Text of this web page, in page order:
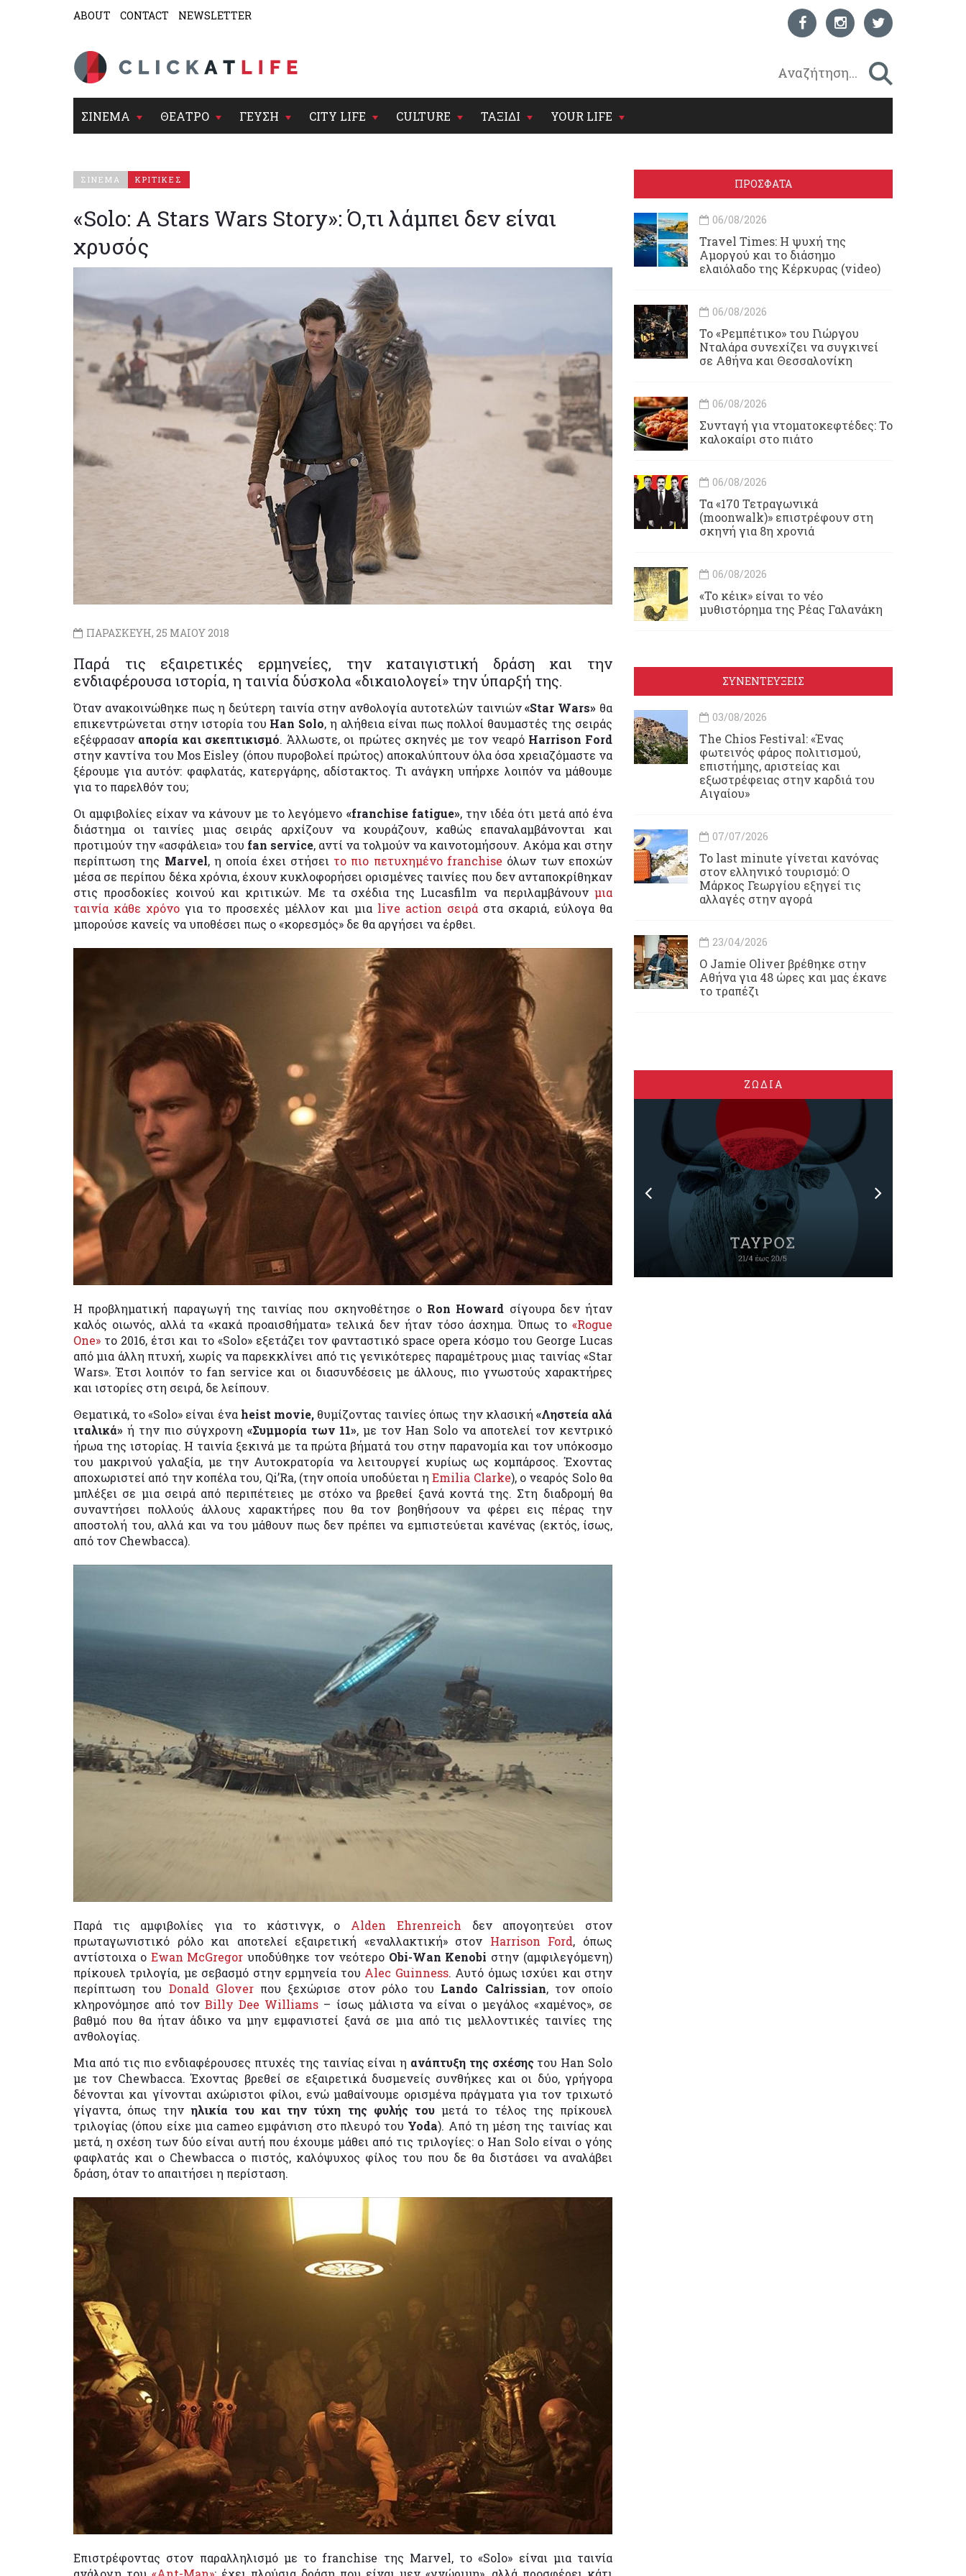
ABOUT CONTACT NEWSLETTER
ΣΙΝΕΜΑ ΘΕΑΤΡΟ ΓΕΥΣΗ CITY LIFE CULTURE ΤΑΞΙΔΙ YOUR LIFE
ΣΙΝΕΜΑ ΚΡΙΤΙΚΕΣ
«Solo: A Stars Wars Story»: Ό,τι λάμπει δεν είναι
χρυσός
ΠΑΡΑΣΚΕΥΗ, 25 ΜΑΙΟΥ 2018
Παρά τις εξαιρετικές ερμηνείες, την καταιγιστική δράση και την
ενδιαφέρουσα ιστορία, η ταινία δύσκολα «δικαιολογεί» την ύπαρξή της.
Όταν ανακοινώθηκε πως η δεύτερη ταινία στην ανθολογία αυτοτελών ταινιών«Star Wars» θα
επικεντρώνεται στην ιστορία του Han Solo, η αλήθεια είναι πως πολλοί θαυμαστές της σειράς
εξέφρασαν απορία και σκεπτικισμό. Άλλωστε, οι πρώτες σκηνές με τον νεαρό Harrison Ford
στην καντίνα του Mos Eisley (όπου πυροβολεί πρώτος) αποκαλύπτουν όλα όσα χρειαζόμαστε να
ξέρουμε για αυτόν: φαφλατάς, κατεργάρης, αδίστακτος. Τι ανάγκη υπήρχε λοιπόν να μάθουμε
για το παρελθόν του;
Οι αμφιβολίες είχαν να κάνουν με το λεγόμενο «franchise fatigue», την ιδέα ότι μετά από ένα
διάστημα οι ταινίες μιας σειράς αρχίζουν να κουράζουν, καθώς επαναλαμβάνονται και
προτιμούν την «ασφάλεια» του fan service, αντί να τολμούν να καινοτομήσουν. Ακόμα και στην
περίπτωση της Marvel, η οποία έχει στήσει το πιο πετυχημένο franchise όλων των εποχών
μέσα σε περίπου δέκα χρόνια, έχουν κυκλοφορήσει ορισμένες ταινίες που δεν ανταποκρίθηκαν
στις προσδοκίες κοινού και κριτικών. Με τα σχέδια της Lucasfilm να περιλαμβάνουν μια
ταινία κάθε χρόνο για το προσεχές μέλλον και μια live action σειράστα σκαριά, εύλογα θα
μπορούσε κανείς να υποθέσει πως ο «κορεσμός» δε θα αργήσει να έρθει.
Η προβληματική παραγωγή της ταινίας που σκηνοθέτησε ο Ron Howard σίγουρα δεν ήταν
καλός οιωνός, αλλά τα «κακά προαισθήματα» τελικά δεν ήταν τόσο άσχημα. Όπως το «Rogue
One» το 2016, έτσι και το «Solo» εξετάζει τον φανταστικό space opera κόσμο του George Lucas
από μια άλλη πτυχή, χωρίς να παρεκκλίνει από τις γενικότερες παραμέτρους μιας ταινίας «Star
Wars». Έτσι λοιπόν το fan service και οι διασυνδέσεις με άλλους, πιο γνωστούς χαρακτήρες
και ιστορίες στη σειρά, δε λείπουν.
Θεματικά, το «Solo» είναι ένα heist movie, θυμίζοντας ταινίες όπως την κλασική «Ληστεία αλά
ιταλικά» ή την πιο σύγχρονη «Συμμορία των 11», με τον Han Solo να αποτελεί τον κεντρικό
ήρωα της ιστορίας. Η ταινία ξεκινά με τα πρώτα βήματά του στην παρανομία και τον υπόκοσμο
του μακρινού γαλαξία, με την Αυτοκρατορία να λειτουργεί κυρίως ως κομπάρσος. Έχοντας
αποχωριστεί από την κοπέλα του, Qi’Ra, (την οποία υποδύεται ηEmilia Clarke), ο νεαρός Solo θα
μπλέξει σε μια σειρά από περιπέτειες με στόχο να βρεθεί ξανά κοντά της. Στη διαδρομή θα
συναντήσει πολλούς άλλους χαρακτήρες που θα τον βοηθήσουν να φέρει εις πέρας την
αποστολή του, αλλά και να του μάθουν πως δεν πρέπει να εμπιστεύεται κανένας (εκτός, ίσως,
από τον Chewbacca).
Παρά τις αμφιβολίες για το κάστινγκ, ο Alden Ehrenreich δεν απογοητεύει στον
πρωταγωνιστικό ρόλο και αποτελεί εξαιρετική «εναλλακτική» στον Harrison Ford, όπως
αντίστοιχα ο Ewan McGregor υποδύθηκε τον νεότερο Obi-Wan Kenobi στην (αμφιλεγόμενη)
πρίκουελ τριλογία, με σεβασμό στην ερμηνεία του Alec Guinness. Αυτό όμως ισχύει και στην
περίπτωση του Donald Gloverπου ξεχώρισε στον ρόλο του Lando Calrissian, τον οποίο
κληρονόμησε από τονBilly Dee Williams – ίσως μάλιστα να είναι ο μεγάλος «χαμένος», σε
βαθμό που θα ήταν άδικο να μην εμφανιστεί ξανά σε μια από τις μελλοντικές ταινίες της
ανθολογίας.
Μια από τις πιο ενδιαφέρουσες πτυχές της ταινίας είναι η ανάπτυξη της σχέσηςτου Han Solo
με τον Chewbacca. Έχοντας βρεθεί σε εξαιρετικά δυσμενείς συνθήκες και οι δύο, γρήγορα
δένονται και γίνονται αχώριστοι φίλοι, ενώ μαθαίνουμε ορισμένα πράγματα για τον τριχωτό
γίγαντα, όπως τηνηλικία του και την τύχη της φυλής τουμετά το τέλος της πρίκουελ
τριλογίας (όπου είχε μια cameo εμφάνιση στο πλευρό του Yoda). Από τη μέση της ταινίας και
μετά, η σχέση των δύο είναι αυτή που έχουμε μάθει από τις τριλογίες: ο Han Solo είναι ο γόης
φαφλατάς και ο Chewbacca ο πιστός, καλόψυχος φίλος του που δε θα διστάσει να αναλάβει
δράση, όταν το απαιτήσει η περίσταση.
Επιστρέφοντας στον παραλληλισμό με το franchise της Marvel, το «Solo» είναι μια ταινία
ΠΡΟΣΦΑΤΑ
06/08/2026
Travel Times: H ψυχή της
Αμοργού και το διάσημο
ελαιόλαδο της Κέρκυρας (video)
06/08/2026
Το «Ρεμπέτικο» του Γιώργου
Νταλάρα συνεχίζει να συγκινεί
σε Αθήνα και Θεσσαλονίκη
06/08/2026
Συνταγή για ντοματοκεφτέδες: Το
καλοκαίρι στο πιάτο
06/08/2026
Τα «170 Τετραγωνικά
(moonwalk)» επιστρέφουν στη
σκηνή για 8η χρονιά
06/08/2026
«Το κέικ» είναι το νέο
μυθιστόρημα της Ρέας Γαλανάκη
ΣΥΝΕΝΤΕΥΞΕΙΣ
03/08/2026
Τhe Chios Festival: «Ένας
φωτεινός φάρος πολιτισμού,
επιστήμης, αριστείας και
εξωστρέφειας στην καρδιά του
Αιγαίου»
07/07/2026
Το last minute γίνεται κανόνας
στον ελληνικό τουρισμό: Ο
Μάρκος Γεωργίου εξηγεί τις
αλλαγές στην αγορά
23/04/2026
Ο Jamie Oliver βρέθηκε στην
Αθήνα για 48 ώρες και μας έκανε
το τραπέζι
ΖΩΔΙΑ